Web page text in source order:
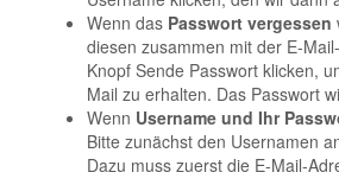
Wenn das Passwort vergessen
diesen zusammen mit der E-
Knopf Sende Passwort klicken,
Mail zu erhalten. Das Passwort
Wenn Username und Ihr
Bitte zunächst den Usernamen
Dazu muss zuerst die E-Mail-